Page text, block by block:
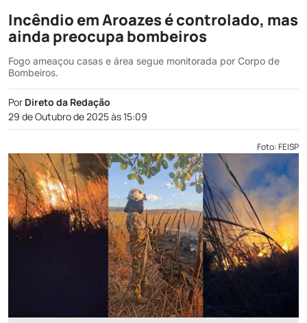
Incêndio em Aroazes é controlado, mas
ainda preocupa bombeiros
Fogo ameaçou casas e área segue monitorada por Corpo de
Bombeiros.
Por Direto da Redação
29 de Outubro de 2025 às 15:09
Foto: FEISP